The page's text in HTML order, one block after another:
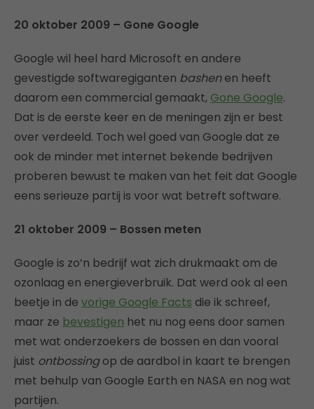
20 oktober 2009 – Gone Google
Google wil heel hard Microsoft en andere
gevestigde softwaregiganten bashenen heeft
daarom een commercial gemaakt, Gone Google.
Dat is de eerste keer en de meningen zijn er best
over verdeeld. Toch wel goed van Google dat ze
ook de minder met internet bekende bedrijven
proberen bewust te maken van het feit dat Google
eens serieuze partij is voor wat betreft software.
21 oktober 2009 – Bossen meten
Google is zo’n bedrijf wat zich drukmaakt om de
ozonlaag en energieverbruik. Dat werd ook al een
beetje in de vorige Google Facts die ik schreef,
maar ze bevestigen het nu nog eens door samen
met wat onderzoekers de bossen en dan vooral
juist ontbossingop de aardbol in kaart te brengen
met behulp van Google Earth en NASA en nog wat
partijen.